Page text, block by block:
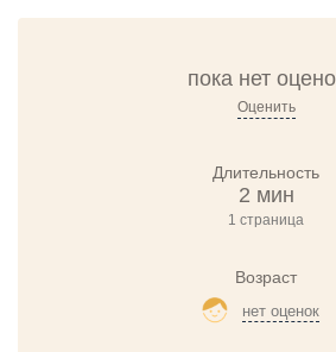
пока нет
Оценить
Длительность
2 мин
1 страница
Возраст
нет оценок